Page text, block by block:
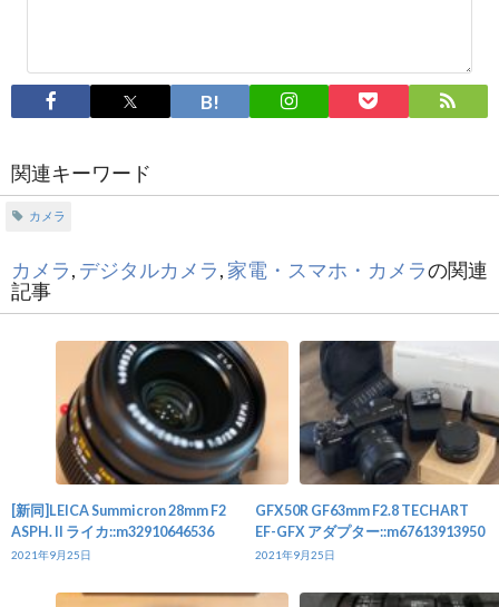
関連キーワード
カメラ
カメラ, デジタルカメラ, 家電・スマホ・カメラの関連
記事
[新同]LEICA Summicron 28mm F2
ASPH. II ライカ::m32910646536
2021年9月25日
GFX50R GF63mm F2.8 TECHART
EF-GFX アダプター::m67613913950
2021年9月25日